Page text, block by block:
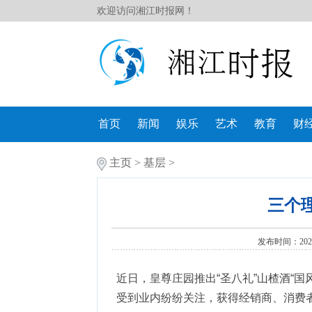
欢迎访问湘江时报网！
首页 新闻 娱乐 艺术 教育 财
主页> 基层>
三个
发布时间：
近日，皇尊庄园推出“圣八礼”山楂酒“
受到业内纷纷关注，获得经销商、消费